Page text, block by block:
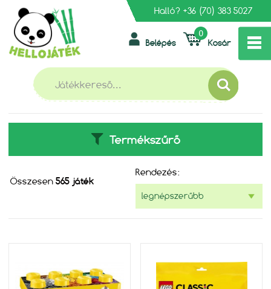
Halló? +36 (70) 383 5027
Kosár
0
Belépés
LEGO
Termékszűrő
Összesen 565 játék
Rendezés: